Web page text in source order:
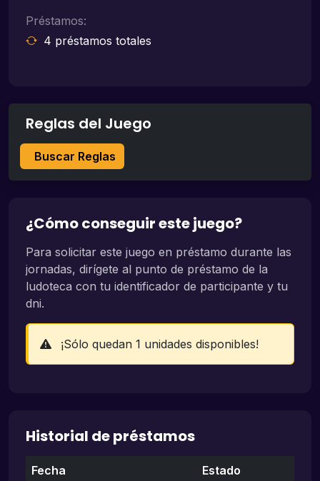
Préstamos:
4 préstamos totales
Reglas del Juego
Buscar Reglas
¿Cómo conseguir este juego?
Para solicitar este juego en préstamo durante las
jornadas, dirígete al punto de préstamo de la
ludoteca con tu identificador de participante y tu
dni.
¡Sólo quedan 1 unidades disponibles!
Historial de préstamos
Fecha Estado